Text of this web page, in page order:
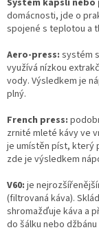
Systém kapslí nebo
domácnosti, jde o
spojené s teplotou a
Aero-press: systém
využívá nízkou
vody. Výsledkem je
plný.
French press:
zrnité mleté ​​kávy ve
je umístěn píst, který
zde je výsledkem
V60: je
(filtrovaná káva).
shromažďuje káva a
do šálku nebo